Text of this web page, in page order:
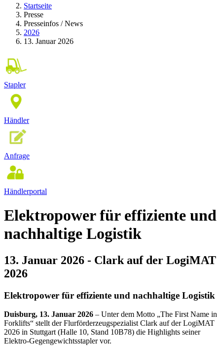
Startseite
Presse
Presseinfos / News
2026
13. Januar 2026
Stapler
Händler
Anfrage
Händlerportal
Elektropower für effiziente und
nachhaltige Logistik
13. Januar 2026 - Clark auf der LogiMAT
2026
Elektropower für effiziente und nachhaltige Logistik
Duisburg, 13. Januar 2026 – Unter dem Motto „The First Name in
Forklifts“ stellt der Flurförderzeugspezialist Clark auf der LogiMAT
2026 in Stuttgart (Halle 10, Stand 10B78) die Highlights seiner
Elektro-Gegengewichtsstapler vor.